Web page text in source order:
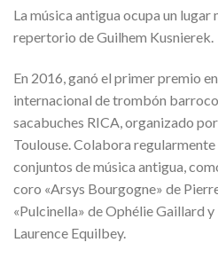
La música antigua ocupa un
repertorio de Guilhem Kusnierek.
En 2016, ganó el primer premio
internacional de trombón
sacabuches RICA, organizado
Toulouse. Colabora
conjuntos de música antigua,
coro «Arsys Bourgogne» de
«Pulcinella» de Ophélie Gaillard
Laurence Equilbey.